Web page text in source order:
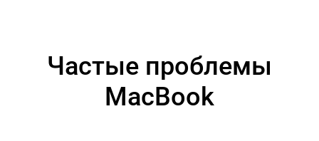
Частые проблемы
MacBook